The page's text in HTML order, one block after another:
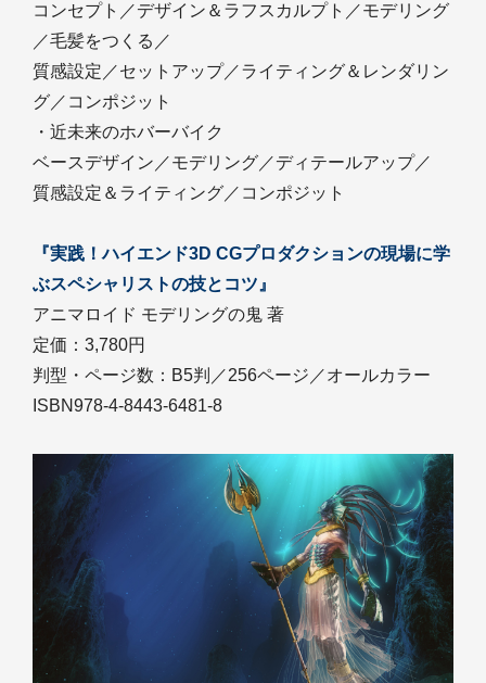
コンセプト／デザイン＆ラフスカルプト／モデリング
／毛髪をつくる／
質感設定／セットアップ／ライティング＆レンダリン
グ／コンポジット
・近未来のホバーバイク
ベースデザイン／モデリング／ディテールアップ／
質感設定＆ライティング／コンポジット
『実践！ハイエンド3D CGプロダクションの現場に学
ぶスペシャリストの技とコツ』
アニマロイド モデリングの鬼 著
定価：3,780円
判型・ページ数：B5判／256ページ／オールカラー
ISBN978-4-8443-6481-8